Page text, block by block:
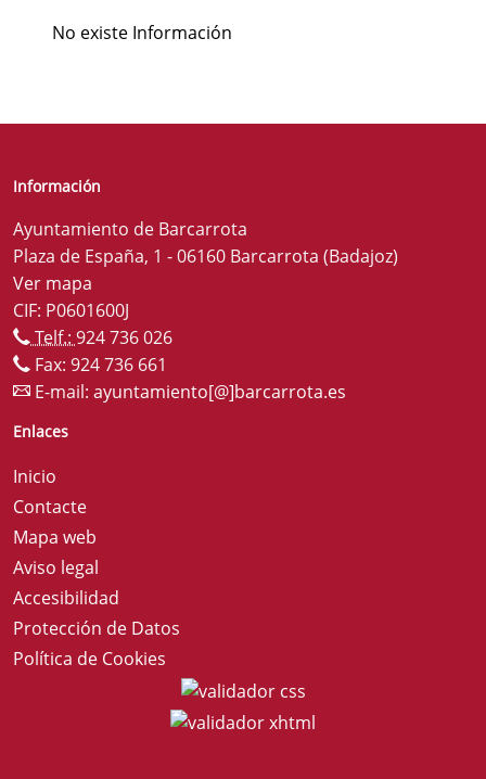
No existe Información
Información
Ayuntamiento de Barcarrota
Plaza de España, 1 - 06160 Barcarrota (Badajoz)
Ver mapa
CIF: P0601600J
Telf.: 924 736 026
Fax: 924 736 661
E-mail: ayuntamiento[@]barcarrota.es
Enlaces
Inicio
Contacte
Mapa web
Aviso legal
Accesibilidad
Protección de Datos
Política de Cookies